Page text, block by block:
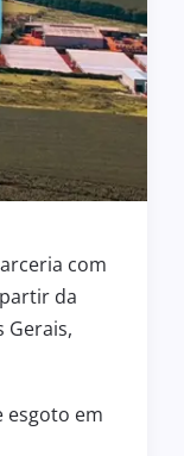
com
da
Gerais,
esgoto em
de 2026